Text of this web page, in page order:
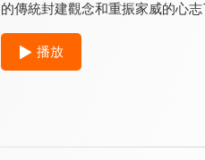
的傳統封建觀念和重振家威的心
播放